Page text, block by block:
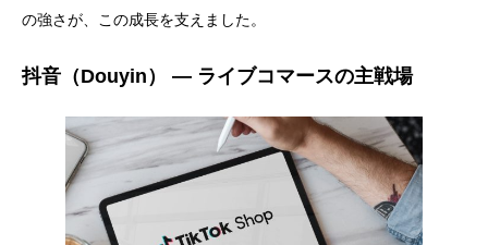
の強さが、この成長を支えました。
抖音（Douyin） ― ライブコマースの主戦場